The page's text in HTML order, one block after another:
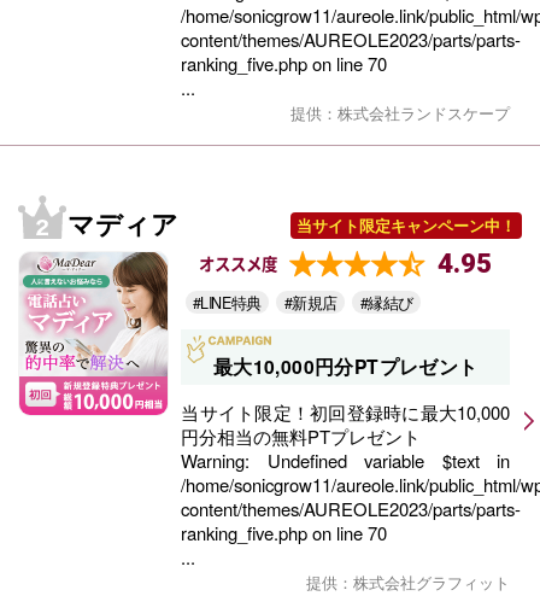
/home/sonicgrow11/aureole.link/public_html/
content/themes/AUREOLE2023/parts/parts-
ranking_five.phpon line70
...
提供：株式会社ランドスケープ
マディア 当サイト限定キャンペーン中！
オススメ度 4.95
#LINE特典 #新規店 #縁結び
最大10,000円分PTプレゼント
当サイト限定！初回登録時に最大10,000
円分相当の無料PTプレゼント
Warning: Undefined variable $text in
/home/sonicgrow11/aureole.link/public_html/
content/themes/AUREOLE2023/parts/parts-
ranking_five.phpon line70
...
提供：株式会社グラフィット